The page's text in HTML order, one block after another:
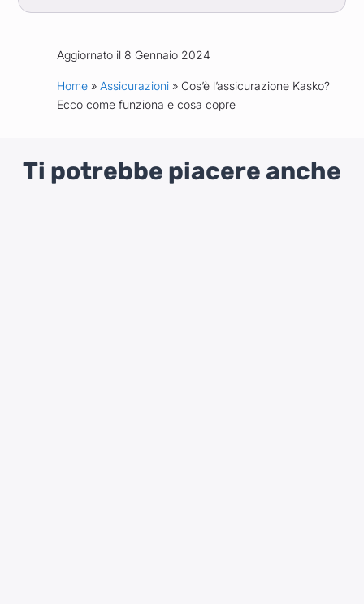
Aggiornato il 8 Gennaio 2024
Home» Assicurazioni» Cos’è l’assicurazione Kasko?
Ecco come funziona e cosa copre
Ti potrebbe piacere anche